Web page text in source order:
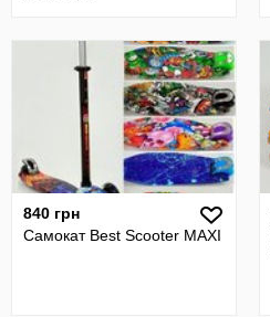
840 грн
Самокат Best Scooter MAXI